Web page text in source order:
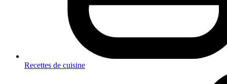
Recettes de cuisine